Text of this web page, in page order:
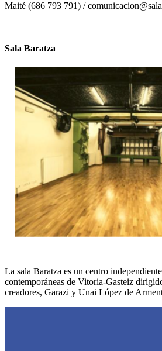
Maité (686 793 791) /
Sala Baratza
La sala Baratza es un centro
contemporáneas de Vitoria-Gasteiz
creadores, Garazi y Unai López de